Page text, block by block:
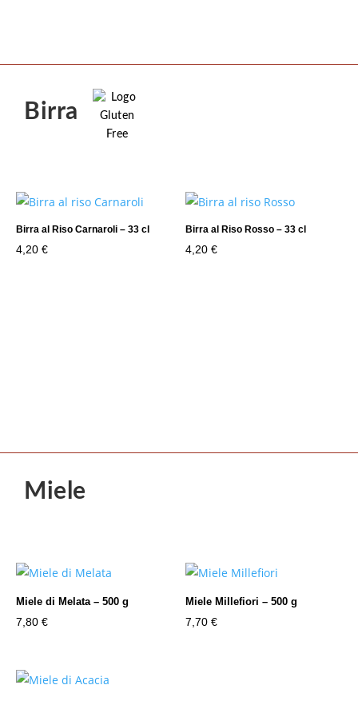
Birra
Birra al Riso Carnaroli – 33 cl
4,20 €
Birra al Riso Rosso – 33 cl
4,20€
Miele
Miele di Melata – 500 g
7,80 €
Miele Millefiori – 500 g
7,70€